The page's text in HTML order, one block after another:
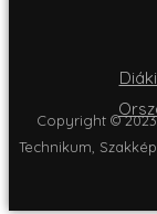
Copyright ©
Technikum,